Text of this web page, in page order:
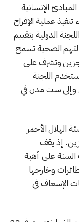
الإنسانية
عملية الإفراج
الدولية بتقييم
الصحية تسمح
وتشرف على
اللجنة
وإلى ست مدن في
الهلال الأحمر
إذ يقف
الستة على أهبة
وخارجها
الإسعاف في